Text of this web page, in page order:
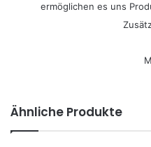
ermöglichen es uns
Ähnliche Produkte